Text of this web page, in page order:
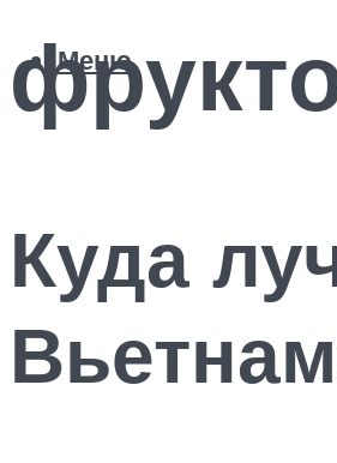
Меню
Куда